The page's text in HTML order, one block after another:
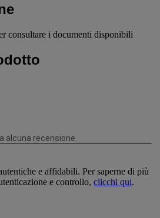
consultare i documenti disponibili
e affidabili. Per saperne di più
e controllo, clicchi qui.